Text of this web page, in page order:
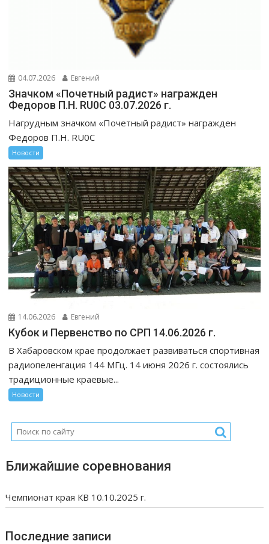
04.07.2026 Евгений
Значком «Почетный радист» награжден
Федоров П.Н. RU0C 03.07.2026 г.
Нагрудным значком «Почетный радист» награжден
Федоров П.Н. RU0C
Новости
14.06.2026 Евгений
Кубок и Первенство по СРП 14.06.2026 г.
В Хабаровском крае продолжает развиваться спортивная
радиопеленгация 144 МГц. 14 июня 2026 г. состоялись
традиционные краевые...
Новости
Ближайшие соревнования
Чемпионат края КВ 10.10.2025 г.
Последние записи